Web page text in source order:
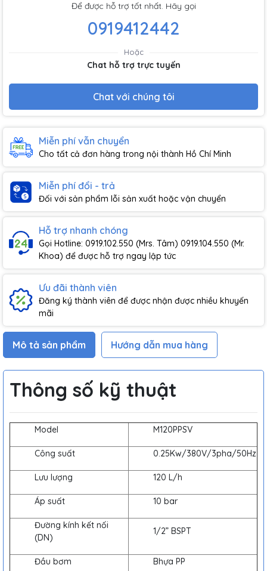
Để được hỗ trợ tốt nhất. Hãy gọi
0919412442
Hoặc
Chat hỗ trợ trực tuyến
Chat với chúng tôi
Miễn phí vẫn chuyển
Cho tất cả đơn hàng trong nội thành Hồ Chí Minh
Miễn phí đổi - trả
Đối với sản phẩm lỗi sản xuất hoặc vận chuyển
Hỗ trợ nhanh chóng
Gọi Hotline: 0919.102.550 (Mrs. Tâm) 0919.104.550 (Mr.
Khoa) để được hỗ trợ ngay lập tức
Ưu đãi thành viên
Đăng ký thành viên để được nhận được nhiều khuyến
mãi
Mô tả sản phẩm Hướng dẫn mua hàng
Thông số kỹ thuật
Model M120PPSV
Công suất 0.25Kw/380V/3pha/50Hz
Lưu lượng 120 L/h
Áp suất 10 bar
Đường kính kết nối
(DN)
1/2” BSPT
Đầu bơm Bhựa PP